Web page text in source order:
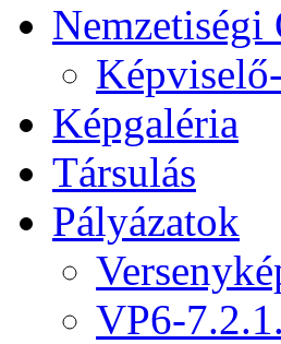
Nemzetiségi
Képgaléria
Társulás
Pályázatok
VP6-